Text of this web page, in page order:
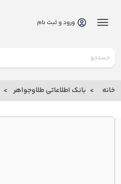
بانک
بانک
اطلاعاتی
ورود و ثبت نام
خانه بانک اطلاعاتی طلاوجواهر